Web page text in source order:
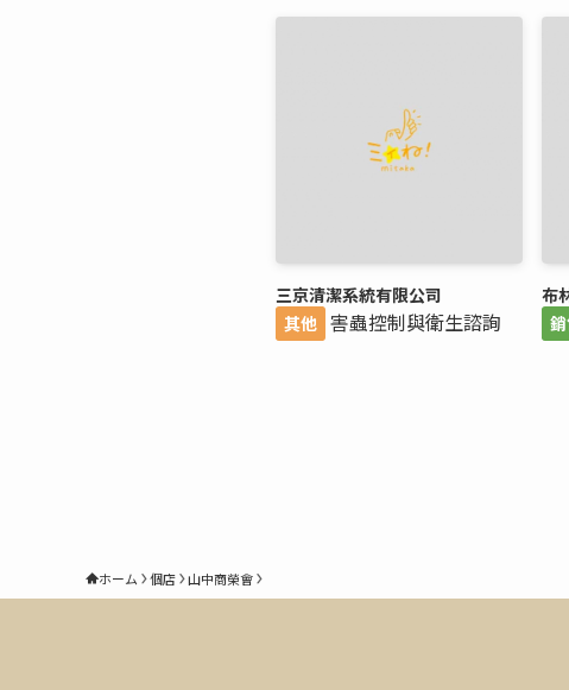
三京清潔系統有限公司
其他 害蟲控制與衛生諮詢
布
ホーム 個店 山中商榮會